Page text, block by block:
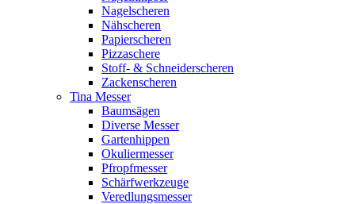
Nagelscheren
Nähscheren
Papierscheren
Pizzaschere
Stoff- & Schneiderscheren
Zackenscheren
Tina Messer
Baumsägen
Diverse Messer
Gartenhippen
Okuliermesser
Pfropfmesser
Schärfwerkzeuge
Veredlungsmesser